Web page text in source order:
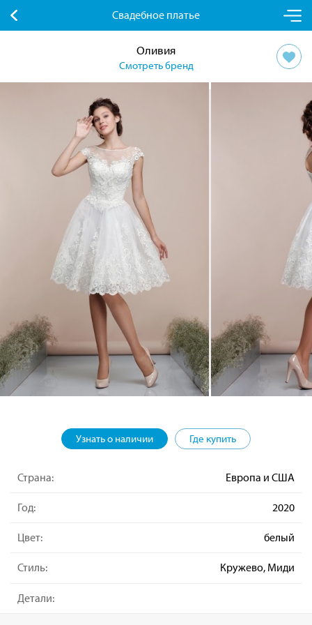
Свадебное платье
Оливия
Смотреть бренд
Узнать о наличии Где купить
Страна: Европа и США
Год: 2020
Цвет: белый
Стиль: Кружево, Миди
Детали: